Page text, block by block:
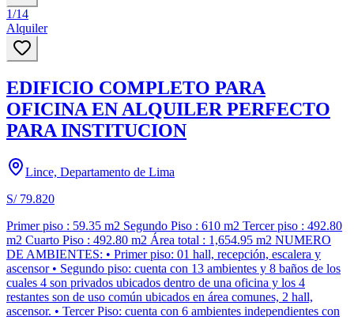
1/14
Alquiler
EDIFICIO COMPLETO PARA
OFICINA EN ALQUILER PERFECTO
PARA INSTITUCION
Lince, Departamento de Lima
S/ 79.820
Primer piso : 59.35 m2 Segundo Piso : 610 m2 Tercer piso : 492.80
m2 Cuarto Piso : 492.80 m2 Área total : 1,654.95 m2 NUMERO
DE AMBIENTES: • Primer piso: 01 hall, recepción, escalera y
ascensor • Segundo piso: cuenta con 13 ambientes y 8 baños de los
cuales 4 son privados ubicados dentro de una oficina y los 4
restantes son de uso común ubicados en área comunes, 2 hall,
ascensor. • Tercer Piso: cuenta con 6 ambientes independientes con